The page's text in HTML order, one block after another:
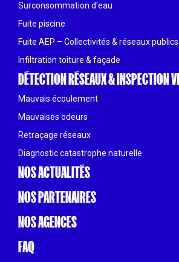
Surconsommation d'eau
Fuite piscine
Fuite AEP – Collectivités & réseaux publics
Infiltration toiture & façade
DÉTECTION RÉSEAUX & INSPECTION
Mauvais écoulement
Mauvaises odeurs
Retraçage réseaux
Diagnostic catastrophe naturelle
NOS ACTUALITÉS
NOS PARTENAIRES
NOS AGENCES
FAQ